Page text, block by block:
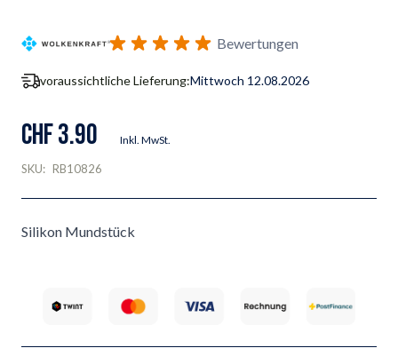
Bewertungen
voraussichtliche Lieferung:Mittwoch 12.08.2026
CHF 3.90 Inkl. MwSt.
SKU: RB10826
Silikon Mundstück